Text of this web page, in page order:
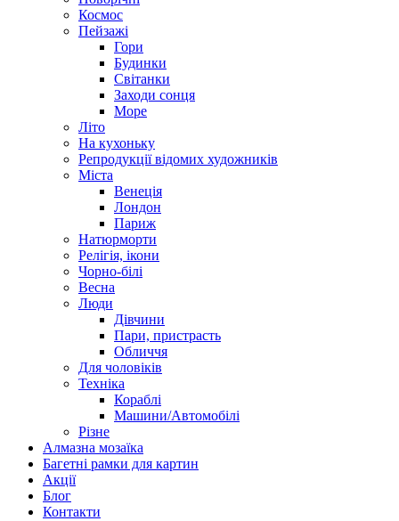
Космос
Пейзажі
Гори
Будинки
Світанки
Заходи сонця
Море
Літо
На кухоньку
Репродукції відомих художників
Міста
Венеція
Лондон
Париж
Натюрморти
Релігія, ікони
Чорно-білі
Весна
Люди
Дівчини
Пари, пристрасть
Обличчя
Для чоловіків
Техніка
Кораблі
Машини/Автомобілі
Різне
Алмазна мозаїка
Багетні рамки для картин
Акції
Блог
Контакти